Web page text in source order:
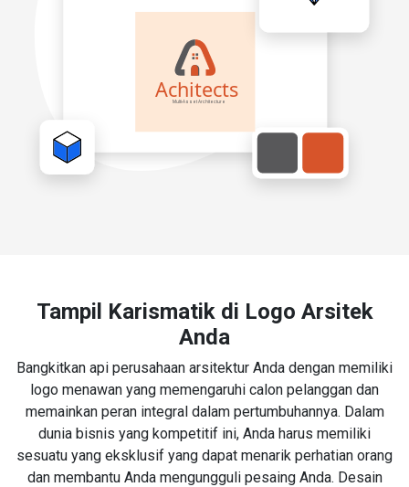
Tampil Karismatik di Logo Arsitek
Anda
Bangkitkan api perusahaan arsitektur Anda dengan memiliki
logo menawan yang memengaruhi calon pelanggan dan
memainkan peran integral dalam pertumbuhannya. Dalam
dunia bisnis yang kompetitif ini, Anda harus memiliki
sesuatu yang eksklusif yang dapat menarik perhatian orang
dan membantu Anda mengungguli pesaing Anda. Desain